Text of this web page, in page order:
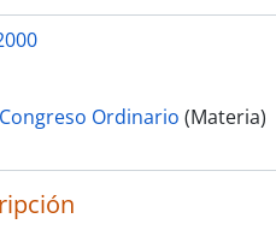
Ordinario (Materia)